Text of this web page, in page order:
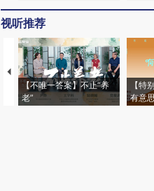
视听推荐
【不唯一答案】不止“养
老”
【特
有意